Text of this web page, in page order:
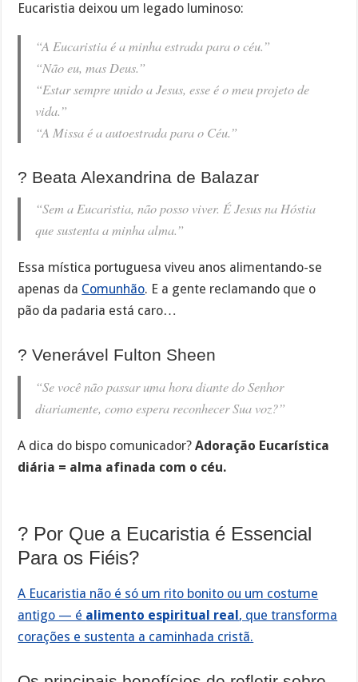
Eucaristia deixou um legado luminoso:
“A Eucaristia é a minha estrada para o céu.”
“Não eu, mas Deus.”
“Estar sempre unido a Jesus, esse é o meu projeto de
vida.”
“A Missa é a autoestrada para o Céu.”
? Beata Alexandrina de Balazar
“Sem a Eucaristia, não posso viver. É Jesus na Hóstia
que sustenta a minha alma.”
Essa mística portuguesa viveu anos alimentando-se
apenas da Comunhão. E a gente reclamando que o
pão da padaria está caro…
? Venerável Fulton Sheen
“Se você não passar uma hora diante do Senhor
diariamente, como espera reconhecer Sua voz?”
A dica do bispo comunicador?Adoração Eucarística
diária = alma afinada com o céu.
? Por Que a Eucaristia é Essencial
Para os Fiéis?
A Eucaristia não é só um rito bonito ou um costume
antigo — é alimento espiritual real, que transforma
corações e sustenta a caminhada cristã.